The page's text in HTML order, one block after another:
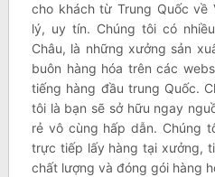
cho khách từ Trung Quốc về
lý, uy tín. Chúng tôi có
Châu, là những xưởng sản
buôn hàng hóa trên các
tiếng hàng đầu trung Quốc.
tôi là bạn sẽ sở hữu ngay
rẻ vô cùng hấp dẫn. Chúng
trực tiếp lấy hàng tại xưởng,
chất lượng và đóng gói hàng